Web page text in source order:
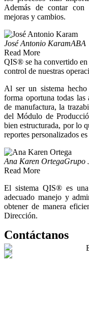
Además de contar con
mejoras y cambios.
José Antonio KaramABA
Read More
QIS® se ha convertido en
control de nuestras
Al ser un sistema
forma oportuna todas las
de manufactura, la
del Módulo de
bien estructurada, por lo
reportes personalizados
Ana Karen OrtegaGrupo
Read More
El sistema QIS® es
adecuado manejo y
obtener de manera
Dirección.
Contáctanos